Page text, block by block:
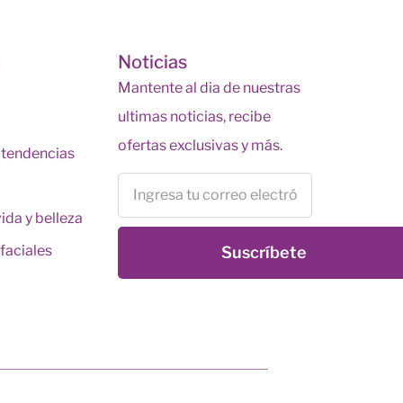
y belleza
Noticias
Mantente al dia de nuestras
ultimas noticias, recibe
ofertas exclusivas y más.
Suscríbete